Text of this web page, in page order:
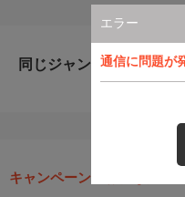
エラー
通信に問題が
同じジャンルのおすすめ
キャンペーン・お得な情報